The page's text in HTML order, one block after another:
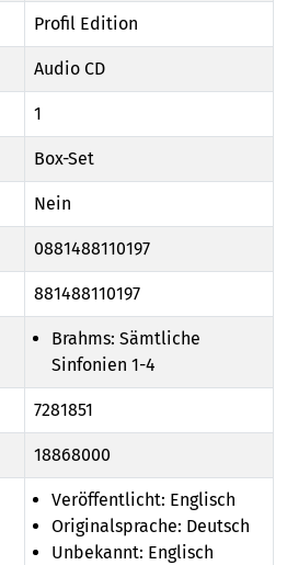
Profil Edition
Audio CD
1
Box-Set
Nein
0881488110197
881488110197
Brahms: Sämtliche
Sinfonien 1-4
7281851
18868000
Veröffentlicht: Englisch
Originalsprache: Deutsch
Unbekannt: Englisch